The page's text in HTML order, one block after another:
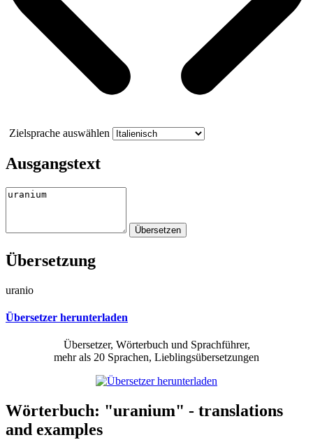
Zielsprache auswählen
Ausgangstext
Übersetzung
uranio
Übersetzer herunterladen
Übersetzer, Wörterbuch und Sprachführer,
mehr als 20 Sprachen, Lieblingsübersetzungen
Wörterbuch: "uranium" - translations
and examples